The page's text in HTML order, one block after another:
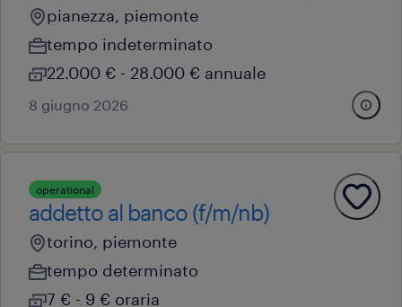
pianezza, piemonte
tempo indeterminato
22.000 € - 28.000 € annuale
8 giugno 2026
operational
addetto al banco (f/m/nb)
torino, piemonte
tempo determinato
7 € - 9 € oraria